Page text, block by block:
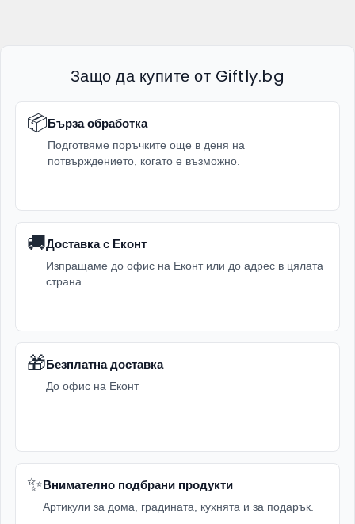
Защо да купите от Giftly.bg
📦Бърза обработка
Подготвяме поръчките още в деня на
потвърждението, когато е възможно.
🚚Доставка с Еконт
Изпращаме до офис на Еконт или до адрес в цялата
страна.
🎁Безплатна доставка
До офис на Еконт
✨Внимателно подбрани продукти
Артикули за дома, градината, кухнята и за подарък.